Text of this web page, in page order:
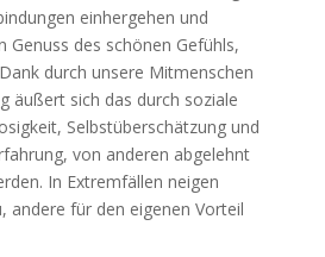
einhergehen und
Genuss des schönen Gefühls,
durch unsere Mitmenschen
äußert sich das durch soziale
Selbstüberschätzung und
von anderen abgelehnt
In Extremfällen neigen
andere für den eigenen Vorteil